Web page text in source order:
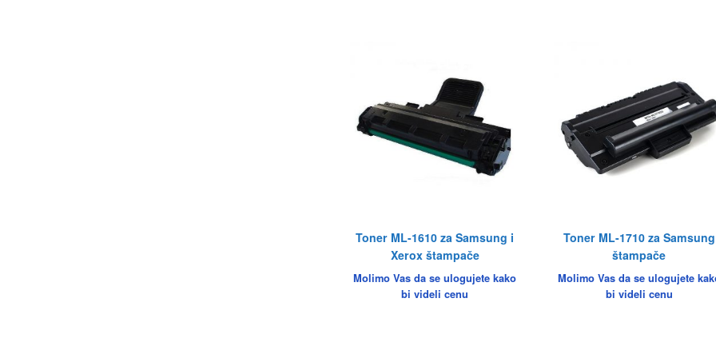
Toner ML-1610 za Samsung i
Xerox štampače
Molimo Vas da se ulogujete kako
bi videli cenu
Toner ML-1710 za Samsung
štampače
Molimo Vas da se ulogujete
bi videli cenu